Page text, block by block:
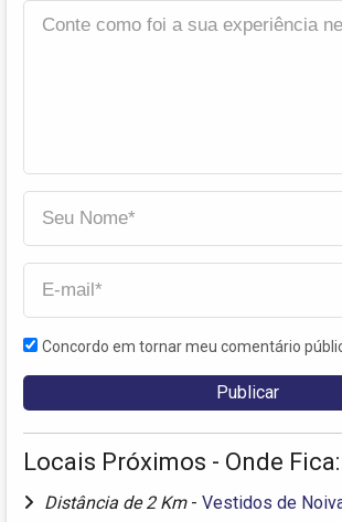
Concordo em tornar meu comentário
Locais Próximos - Onde Fica:
Distância de 2 Km - Vestidos de